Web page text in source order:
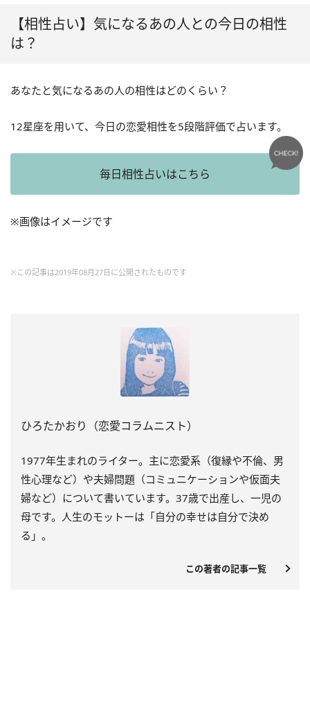
【相性占い】気になるあの人との今日の相性
は？
あなたと気になるあの人の相性はどのくらい？
12星座を用いて、今日の恋愛相性を5段階評価で占います。
毎日相性占いはこちら
※画像はイメージです
※この記事は2019年08月27日に公開されたものです
ひろたかおり（恋愛コラムニスト）
1977年生まれのライター。主に恋愛系（復縁や不倫、男
性心理など）や夫婦問題（コミュニケーションや仮面夫
婦など）について書いています。 37歳で出産し、一児の
母です。人生のモットーは「自分の幸せは自分で決め
る」。
この著者の記事一覧